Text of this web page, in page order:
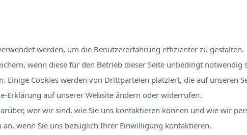
werden, um die Benutzererfahrung effizienter zu gestalten.
wenn diese für den Betrieb dieser Seite unbedingt
Einige Cookies werden von Drittparteien platziert, die auf unseren
Erklärung auf unserer Website ändern oder widerrufen.
wer wir sind, wie Sie uns kontaktieren können und wie wir
wenn Sie uns bezüglich Ihrer Einwilligung kontaktieren.